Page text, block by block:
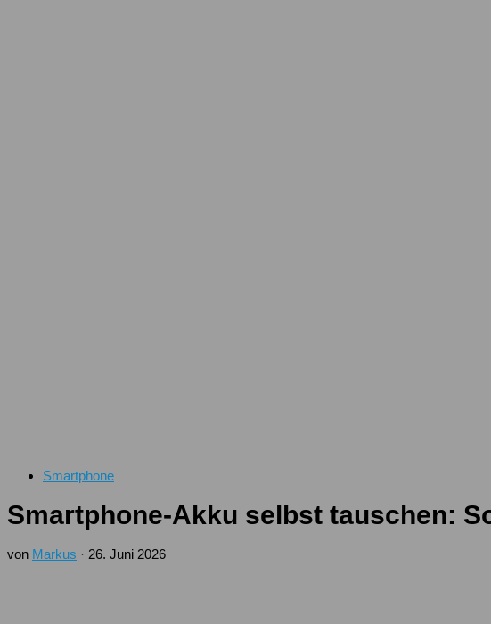
Smartphone
Smartphone-Akku selbst tauschen:
von Markus · 26. Juni 2026